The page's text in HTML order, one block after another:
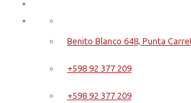
Benito Blanco 648, Punta
+598 92 377 209
+598 92 377 209